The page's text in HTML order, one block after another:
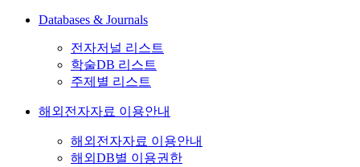
Databases & Journals
전자저널 리스트
학술DB 리스트
주제별 리스트
해외전자자료 이용안내
해외전자자료 이용안내
해외DB별 이용권한